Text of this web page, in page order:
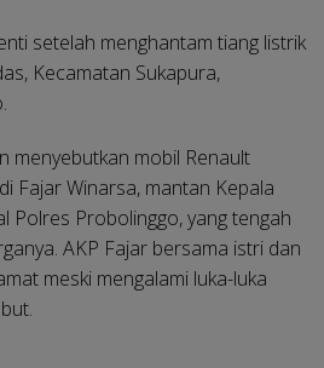
setelah menghantam tiang listrik
Kecamatan Sukapura,
menyebutkan mobil Renault
Fajar Winarsa, mantan Kepala
Polres Probolinggo, yang tengah
AKP Fajar bersama istri dan
meski mengalami luka-luka